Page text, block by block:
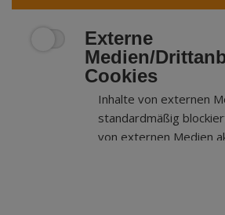
Externe
Medien/
Cookies
Inhalte von externen
standardmäßig
von externen Medien